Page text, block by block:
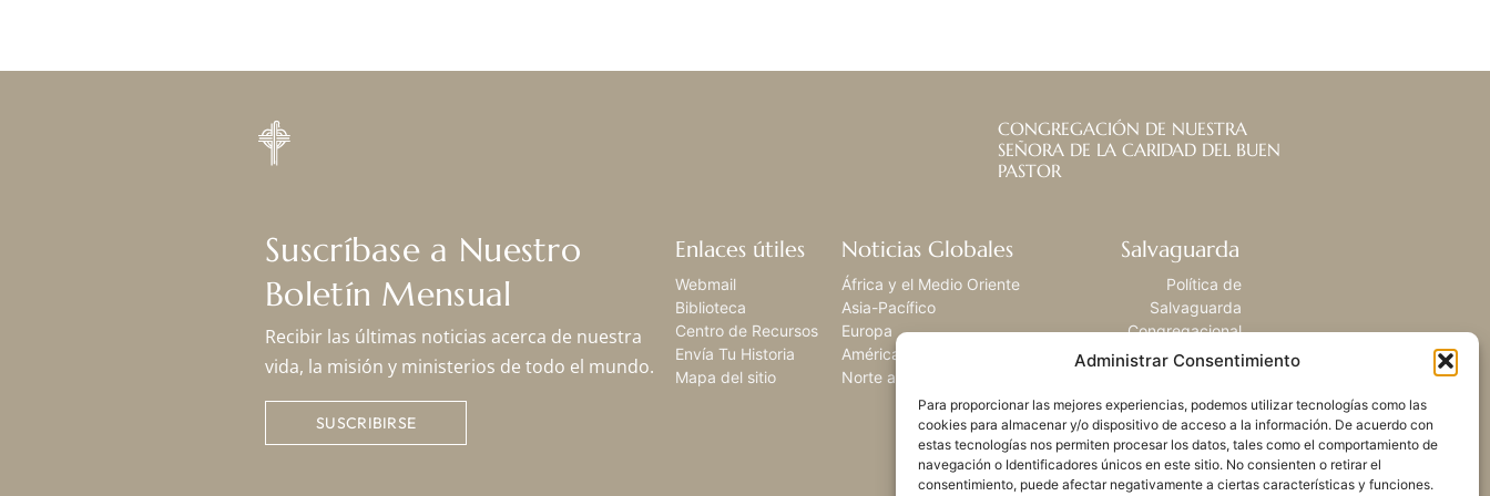
Administrar Consentimiento
Para proporcionar las mejores experiencias, podemos utilizar tecnologías como las
cookies para almacenar y/o dispositivo de acceso a la información. De acuerdo con
estas tecnologías nos permiten procesar los datos, tales como el comportamiento de
navegación o Identificadores únicos en este sitio. No consienten o retirar el
consentimiento, puede afectar negativamente a ciertas características y funciones.
CONGREGACIÓN DE NUESTRA
SEÑORA DE LA CARIDAD DEL BUEN
PASTOR
Suscríbase a Nuestro
Boletín Mensual
Recibir las últimas noticias acerca de nuestra
vida, la misión y ministerios de todo el mundo.
SUSCRIBIRSE
Enlaces útiles
Webmail
Biblioteca
Centro de Recursos
Envía Tu Historia
Mapa del sitio
Noticias Globales
África y el Medio Oriente
Asia-Pacífico
Europa
América Latina,
Norte américa
Salvaguarda
Política de
Salvaguarda
Congregacional